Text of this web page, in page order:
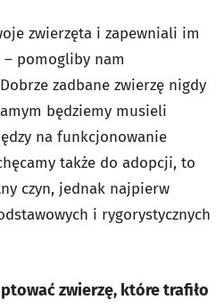
zwierzęta i zapewniali im
pomogliby nam
zadbane zwierzę nigdy
będziemy musieli
na funkcjonowanie
także do adopcji, to
czyn, jednak najpierw
i rygorystycznych
zwierzę, które trafiło